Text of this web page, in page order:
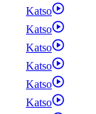
Katso
Katso
Katso
Katso
Katso
Katso